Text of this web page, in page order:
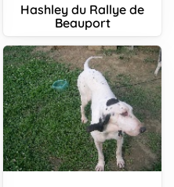
Hashley du Rallye de
Beauport